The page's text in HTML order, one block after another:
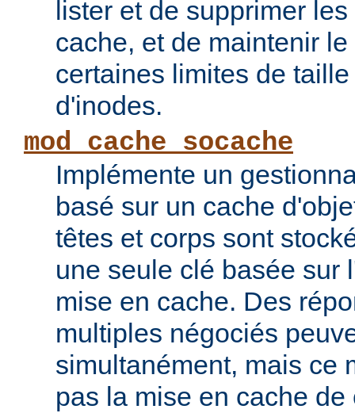
lister et de supprimer
cache, et de maintenir
certaines limites de
d'inodes.
mod_cache_socache
Implémente un
basé sur un cache
têtes et corps sont
une seule clé basée sur
mise en cache. Des
multiples négociés
simultanément, mais ce
pas la mise en cache